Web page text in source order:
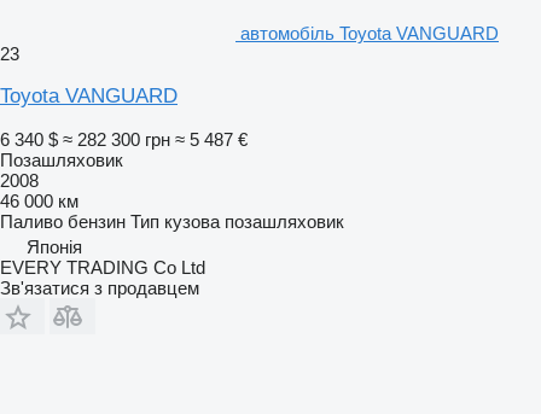
автомобіль Toyota VANGUARD
23
Toyota VANGUARD
6 340 $ ≈ 282 300 грн ≈ 5 487 €
Позашляховик
2008
46 000 км
Паливо бензин Тип кузова позашляховик
Японія
EVERY TRADING Co Ltd
Зв'язатися з продавцем